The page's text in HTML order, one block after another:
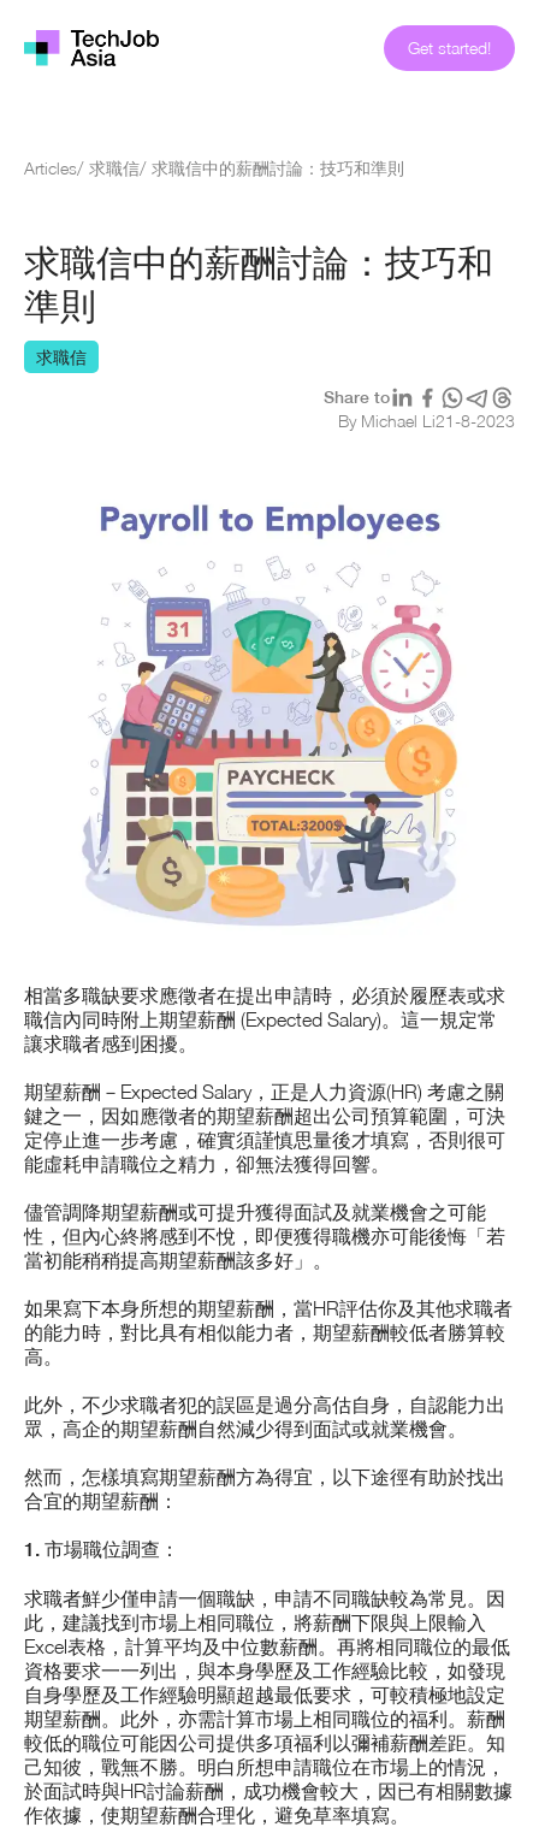
Get started!
Articles/ 求職信/ 求職信中的薪酬討論：技巧和準則
求職信中的薪酬討論：技巧和
準則
求職信
Share to
By Michael Li21 -8-2023
相當多職缺要求應徵者在提出申請時，必須於履歷表或求
職信內同時附上期望薪酬 (Expected Salary)。這一規定常
讓求職者感到困擾。
期望薪酬－Expected Salary，正是人力資源(HR) 考慮之關
鍵之一，因如應徵者的期望薪酬超出公司預算範圍，可決
定停止進一步考慮，確實須謹慎思量後才填寫，否則很可
能虛耗申請職位之精力，卻無法獲得回響。
儘管調降期望薪酬或可提升獲得面試及就業機會之可能
性，但內心終將感到不悅，即便獲得職機亦可能後悔「若
當初能稍稍提高期望薪酬該多好」。
如果寫下本身所想的期望薪酬，當HR評估你及其他求職者
的能力時，對比具有相似能力者，期望薪酬較低者勝算較
高。
此外，不少求職者犯的誤區是過分高估自身，自認能力出
眾，高企的期望薪酬自然減少得到面試或就業機會。
然而，怎樣填寫期望薪酬方為得宜，以下途徑有助於找出
合宜的期望薪酬：
1. 市場職位調查：
求職者鮮少僅申請一個職缺，申請不同職缺較為常見。因
此，建議找到市場上相同職位，將薪酬下限與上限輸入
Excel表格，計算平均及中位數薪酬。再將相同職位的最低
資格要求一一列出，與本身學歷及工作經驗比較，如發現
自身學歷及工作經驗明顯超越最低要求，可較積極地設定
期望薪酬。此外，亦需計算市場上相同職位的福利。薪酬
較低的職位可能因公司提供多項福利以彌補薪酬差距。知
己知彼，戰無不勝。明白所想申請職位在市場上的情況，
於面試時與HR討論薪酬，成功機會較大，因已有相關數據
作依據，使期望薪酬合理化，避免草率填寫。